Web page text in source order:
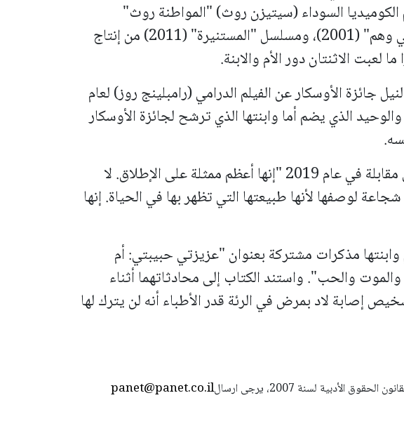
السوداء (سيتيزن روث) "المواطنة روث"
(1996)، و(داد آند ذيم) "أبي وهم" (2001)، ومسلسل "المستنيرة" (2011) من إنتاج
لعبت الاثنتان دور الأم والابنة.
الأوسكار عن الفيلم الدرامي (رامبلينج روز) لعام
والوحيد الذي يضم أما وابنتها الذي ترشح لجائزة الأوسكار
وقالت ديرن عن والدتها في مقابلة في عام 2019 "إنها أعظم ممثلة على الإطلاق. لا
لوصفها لأنها طبيعتها التي تظهر بها في الحياة. إنها
الأم وابنتها مذكرات مشتركة بعنوان "عزيزتي حبيبتي: أم
والحب". واستند الكتاب إلى محادثاتهما أثناء
إصابة لاد بمرض في الرئة قدر الأطباء أنه لن يترك لها
panet@panet.co.ilاستعمال المضامين بموجب بند 27 أ لقانون الحقوق الأدبية لسنة 2007، يرجى ارسال